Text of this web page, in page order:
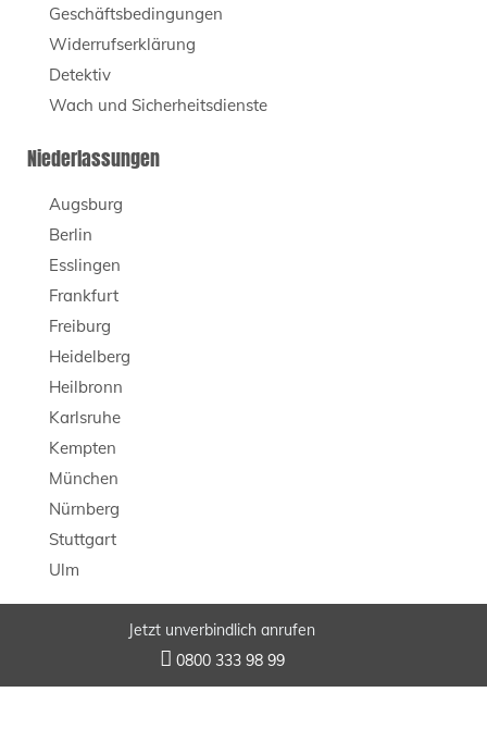
Jetzt unverbindlich anrufen
 0800 333 98 99
Geschäftsbedingungen
Widerrufserklärung
Detektiv
Wach und Sicherheitsdienste
Niederlassungen
Augsburg
Berlin
Esslingen
Frankfurt
Freiburg
Heidelberg
Heilbronn
Karlsruhe
Kempten
München
Nürnberg
Stuttgart
Ulm
© 2026 LB Detektei